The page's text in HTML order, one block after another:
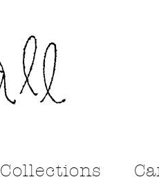
Collections